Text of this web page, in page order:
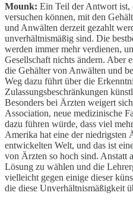
Mounk: Ein Teil der Antwort ist,
versuchen können, mit den
und Anwälten derzeit gezahlt
unverhältnismäßig sind. Die
werden immer mehr verdienen,
Gesellschaft nichts ändern. Aber
die Gehälter von Anwälten und
Weg dazu führt über die
Zulassungsbeschränkungen
Besonders bei Ärzten weigert
Association, neue medizinische
dazu führen würde, dass viel
Amerika hat eine der niedrigsten
entwickelten Welt, und das ist
von Ärzten so hoch sind. Anstatt
Lösung zu wählen und die
vielleicht gegen einige dieser
die diese Unverhältnismäßigkeit